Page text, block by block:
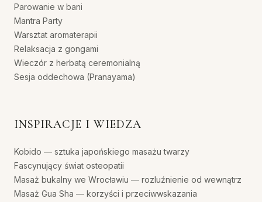
Parowanie w bani
Mantra Party
Warsztat aromaterapii
Relaksacja z gongami
Wieczór z herbatą ceremonialną
Sesja oddechowa (Pranayama)
INSPIRACJE I WIEDZA
Kobido — sztuka japońskiego masażu twarzy
Fascynujący świat osteopatii
Masaż bukalny we Wrocławiu — rozluźnienie od wewnątrz
Masaż Gua Sha — korzyści i przeciwwskazania